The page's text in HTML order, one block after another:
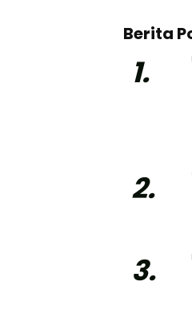
Berita
1.
2.
3.